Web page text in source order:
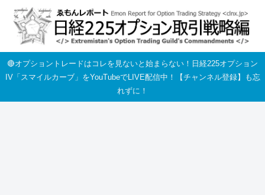
🔴オプショントレードはコレを見ないと始まらない！日経225オプション
IV「スマイルカーブ」をYouTubeでLIVE配信中！【チャンネル登録】も忘
れずに！